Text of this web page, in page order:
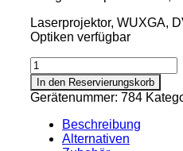
Laserprojektor, WUXGA,
Optiken verfügbar
20000
Ansi
Lumen
Beamer
Menge
In den Reservierungskorb
Gerätenummer: 784
Beschreibung
Alternativen